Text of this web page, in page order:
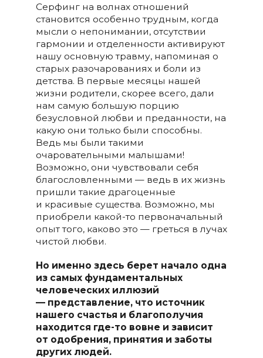
Серфинг на волнах отношений
становится особенно трудным, когда
мысли о непонимании, отсутствии
гармонии и отделенности активируют
нашу основную травму, напоминая о
старых разочарованиях и боли из
детства. В первые месяцы нашей
жизни родители, скорее всего, дали
нам самую большую порцию
безусловной любви и преданности, на
какую они только были способны.
Ведь мы были такими
очаровательными малышами!
Возможно, они чувствовали себя
благословленными — ведь в их жизнь
пришли такие драгоценные
и красивые существа. Возможно, мы
приобрели какой-то первоначальный
опыт того, каково это — греться в лучах
чистой любви.
Но именно здесь берет начало одна
из самых фундаментальных
человеческих иллюзий
— представление, что источник
нашего счастья и благополучия
находится где-то вовне и зависит
от одобрения, принятия и заботы
других людей.